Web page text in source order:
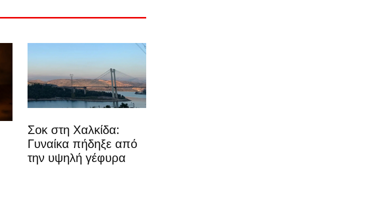
Σοκ στη Χαλκίδα:
Γυναίκα πήδηξε από
την υψηλή γέφυρα